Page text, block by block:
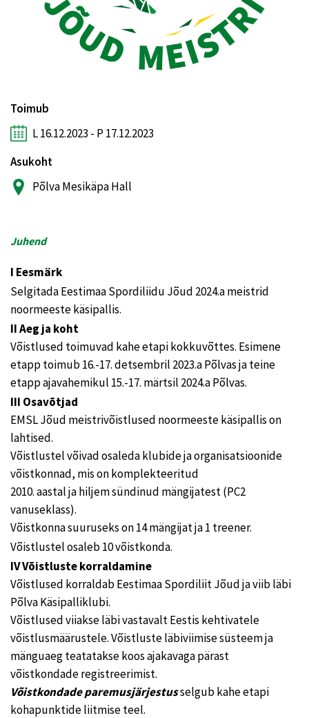
Toimub
L 16.12.2023 - P 17.12.2023
Asukoht
Põlva Mesikäpa Hall
Juhend
I Eesmärk
Selgitada Eestimaa Spordiliidu Jõud 2024.a meistrid
noormeeste käsipallis.
II Aeg ja koht
Võistlused toimuvad kahe etapi kokkuvõttes. Esimene
etapp toimub 16.-17. detsembril 2023.a Põlvas ja teine
etapp ajavahemikul 15.-17. märtsil 2024.a Põlvas.
III Osavõtjad
EMSL Jõud meistrivõistlused noormeeste käsipallis on
lahtised.
Võistlustel võivad osaleda klubide ja organisatsioonide
võistkonnad, mis on komplekteeritud
2010. aastal ja hiljem sündinud mängijatest (PC2
vanuseklass).
Võistkonna suuruseks on 14 mängijat ja 1 treener.
Võistlustel osaleb 10 võistkonda.
IV Võistluste korraldamine
Võistlused korraldab Eestimaa Spordiliit Jõud ja viib läbi
Põlva Käsipalliklubi.
Võistlused viiakse läbi vastavalt Eestis kehtivatele
võistlusmäärustele. Võistluste läbiviimise süsteem ja
mänguaeg teatatakse koos ajakavaga pärast
võistkondade registreerimist.
Võistkondade paremusjärjestusselgub kahe etapi
kohapunktide liitmise teel.